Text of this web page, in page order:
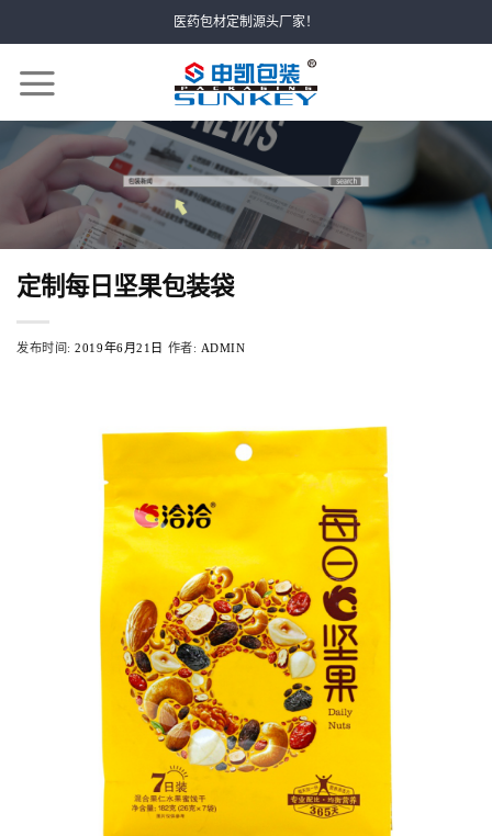
to
content
医药包材定制源头厂家！
定制每日坚果包装袋
发布时间:2019年6月21日 作者: ADMIN